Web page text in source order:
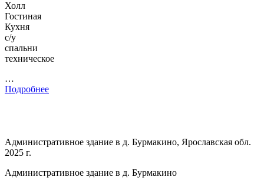
Холл
Гостиная
Кухня
с/у
спальни
техническое
…
Подробнее
Административное здание в д. Бурмакино, Ярославская обл.
2025 г.
Административное здание в д. Бурмакино